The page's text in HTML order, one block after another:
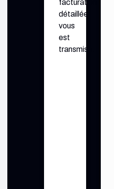
facturation
détaillée
vous
est
transmise.